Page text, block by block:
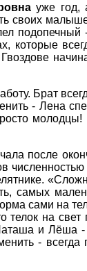
уже год,
своих
подопечный
которые
Брат
- Лена
молодцы!
после
самых
сами на
телок на
Наташа и
- всегда